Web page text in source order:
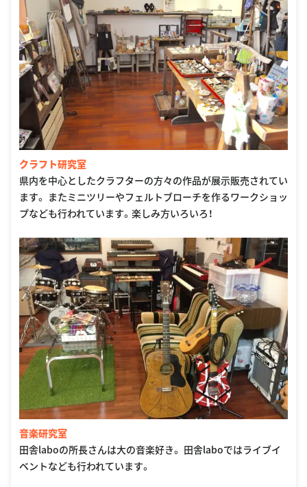
クラフト研究室
県内を中心としたクラフターの方々の作品が展示販売されてい
ます。 またミニツリーやフェルトブローチを作るワークショッ
プなども行われています。楽しみ方いろいろ！
音楽研究室
田舎laboの所長さんは大の音楽好き。 田舎laboではライブイ
ベントなども行われています。